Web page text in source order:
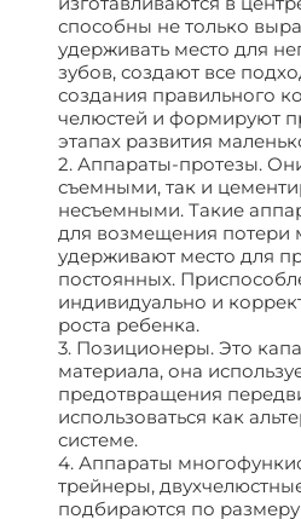
способны не только
удерживать место для
зубов, создают все
создания правильного
челюстей и формируют
этапах развития
2. Аппараты-протезы.
съемными, так и
несъемными. Такие
для возмещения потери
удерживают место для
постоянных.
индивидуально и
роста ребенка.
3. Позиционеры. Это
материала, она
предотвращения
использоваться как
системе.
4. Аппараты
трейнеры,
подбираются по